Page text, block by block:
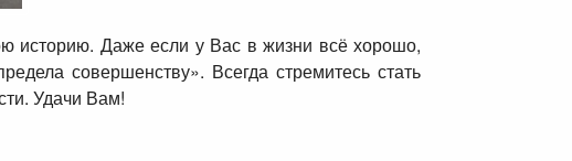
историю. Даже если у Вас в жизни всё хорошо,
совершенству». Всегда стремитесь стать
Удачи Вам!